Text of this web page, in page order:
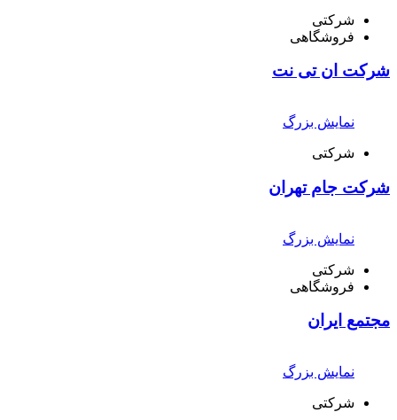
شرکتی
فروشگاهی
شرکت ان تی نت
نمایش بزرگ
شرکتی
شرکت جام تهران
نمایش بزرگ
شرکتی
فروشگاهی
مجتمع ایران
نمایش بزرگ
شرکتی